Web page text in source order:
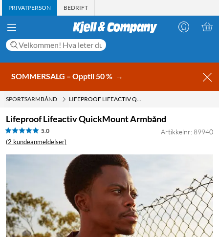
PRIVATPERSON BEDRIFT
SOMMERSALG – Opptil 50 % →
SPORTSARMBÅND LIFEPROOF LIFEACTIV QUICKMOUNT ARMBÅND
Lifeproof Lifeactiv QuickMount Armbånd
5.0
(2 kundeanmeldelser)
Artikkelnr: 89940